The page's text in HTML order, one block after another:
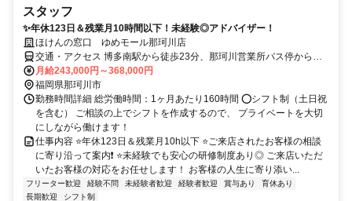
スタッフ
✨年休123日＆残業月10時間以下！未経験◎アドバイザー！
ほけんの窓口 ゆめモール那珂川店
交通・アクセス 博多南駅から徒歩23分、那珂川営業所バス停から徒
歩1分
月給243,000円～368,000円
福岡県那珂川市
勤務時間詳細 総労働時間：1ヶ月あたり160時間 ⭕️シフト制（土日祝
を含む） ご相談の上でシフトを作成するので、 プライベートを大切
にしながら働けます！
仕事内容 ⭐️年休123日＆残業月10h以下 ⭐️ご来店されたお客様の相談
に寄り沿って案内❗ ⭐️未経験でも安心の研修制度あり◎ ご来店いただ
いたお客様の対応をお任せします！ お客様の人生に寄り添い...
フリーター歓迎 経験不問 未経験者歓迎 経験者歓迎 賞与あり
育休あり
長期歓迎
シフト制